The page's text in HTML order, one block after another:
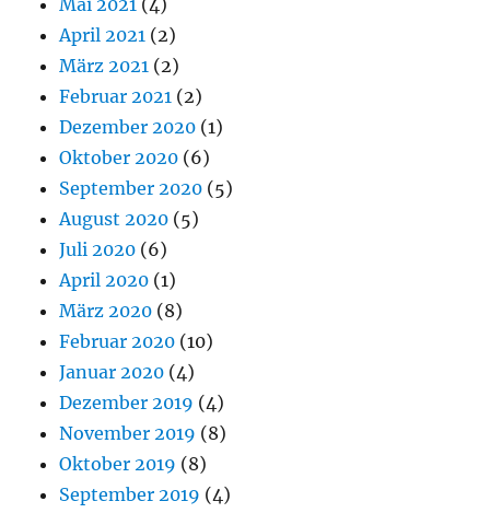
Mai 2021 (4)
April 2021 (2)
März 2021 (2)
Februar 2021 (2)
Dezember 2020 (1)
Oktober 2020 (6)
September 2020 (5)
August 2020 (5)
Juli 2020 (6)
April 2020 (1)
März 2020 (8)
Februar 2020 (10)
Januar 2020 (4)
Dezember 2019 (4)
November 2019 (8)
Oktober 2019 (8)
September 2019 (4)